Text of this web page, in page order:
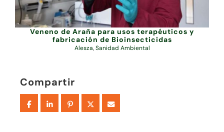
Veneno de Araña para usos terapéuticos y
fabricación de Bioinsecticidas
Alesza,Sanidad Ambiental
Compartir